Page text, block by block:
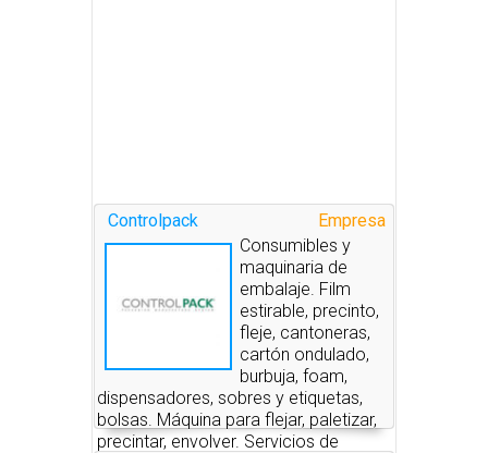
Empresa
Controlpack
Consumibles y
maquinaria de
embalaje. Film
estirable, precinto,
fleje, cantoneras,
cartón ondulado,
burbuja, foam,
dispensadores, sobres y etiquetas,
bolsas. Máquina para flejar, paletizar,
precintar, envolver. Servicios de